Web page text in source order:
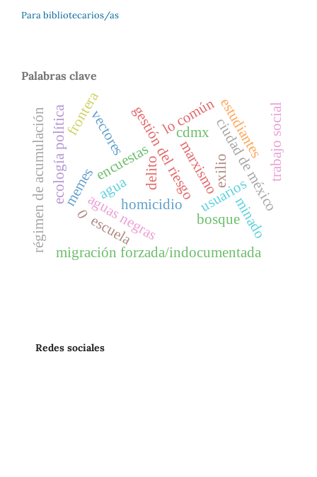
Para bibliotecarios/as
Palabras clave
marxismo
homicidio
gestión del riesgo
aguas negras usuarios
encuestas
memes ciudad de méxico
cdmx
delito
migración forzada/indocumentada
minado
bosque
ecología política agua
trabajo social
vectores
régimen de acumulación escuela
estudiantes
frontera lo común
exilio
0
Redes sociales